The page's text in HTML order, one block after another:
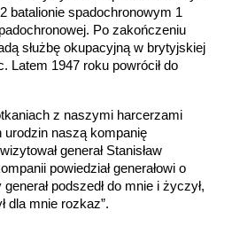
batalionie spadochronowym 1
Po zakończeniu
służbę okupacyjną w brytyjskiej
Latem 1947 roku powrócił do
z naszymi harcerzami
urodzin naszą kompanię
generał Stanisław
powiedział generałowi o
podszedł do mnie i życzył,
dla mnie rozkaz”.